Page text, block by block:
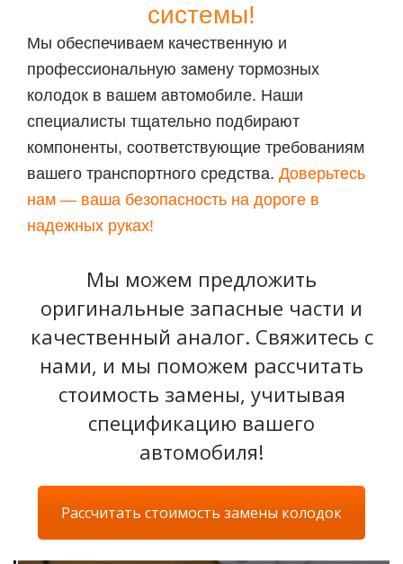
системы!
Мы обеспечиваем качественную и
профессиональную замену тормозных
колодок в вашем автомобиле. Наши
специалисты тщательно подбирают
компоненты, соответствующие требованиям
вашего транспортного средства. Доверьтесь
нам — ваша безопасность на дороге в
надежных руках!
Мы можем предложить
оригинальные запасные части и
качественный аналог. Свяжитесь с
нами, и мы поможем рассчитать
стоимость замены, учитывая
спецификацию вашего
автомобиля!
Рассчитать стоимость замены колодок